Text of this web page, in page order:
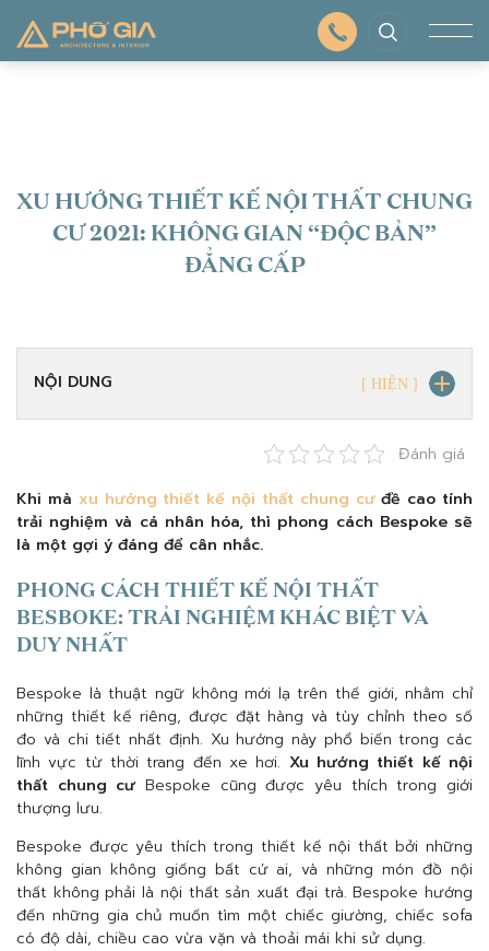
XU HƯỚNG THIẾT KẾ NỘI THẤT CHUNG
CƯ 2021: KHÔNG GIAN “ĐỘC BẢN”
ĐẲNG CẤP
NỘI DUNG
Đánh giá
Khi mà xu hướng thiết kế nội thất chung cưđề cao tính
trải nghiệm và cá nhân hóa, thì phong cách Bespoke sẽ
là một gợi ý đáng để cân nhắc.
PHONG CÁCH THIẾT KẾ NỘI THẤT
BESBOKE: TRẢI NGHIỆM KHÁC BIỆT VÀ
DUY NHẤT
Bespoke là thuật ngữ không mới lạ trên thế giới, nhằm chỉ
những thiết kế riêng, được đặt hàng và tùy chỉnh theo số
đo và chi tiết nhất định. Xu hướng này phổ biến trong các
lĩnh vực từ thời trang đến xe hơi. Xu hướng thiết kế nội
thất chung cưBespoke cũng được yêu thích trong giới
thượng lưu.
Bespoke được yêu thích trong thiết kế nội thất bởi những
không gian không giống bất cứ ai, và những món đồ nội
thất không phải là nội thất sản xuất đại trà. Bespoke hướng
đến những gia chủ muốn tìm một chiếc giường, chiếc sofa
có độ dài, chiều cao vừa vặn và thoải mái khi sử dụng.